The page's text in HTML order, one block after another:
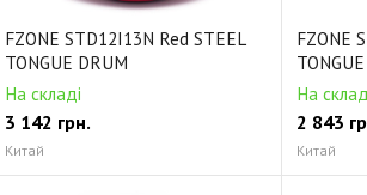
FZONE STD12I13N Red STEEL
TONGUE DRUM
На складі
3 142 грн.
Китай
FZONE
На
2 843
Китай